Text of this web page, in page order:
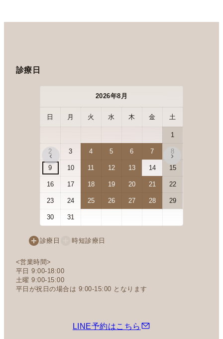
診療日
‹
2026年8月
日 月 火 水 木 金 土
1
2 3 4 5 6 7 8
9 10 11 12 13 14 15
16 17 18 19 20 21 22
23 24 25 26 27 28 29
30 31
›
診療日 時短診療日
<営業時間>
平日 9:00-18:00
土曜 9:00-15:00
平日が祝日の場合は 9:00-15:00 となります
LINE予約はこちら